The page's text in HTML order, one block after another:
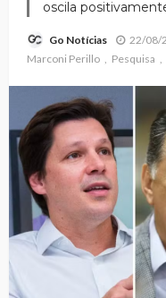
oscila
Go Notícias 22/08/
Marconi Perillo
Pesquisa